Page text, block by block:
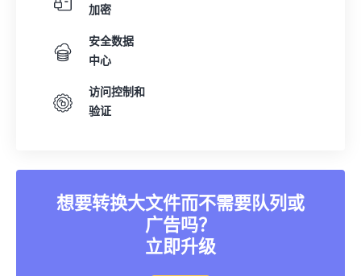
加密
安全数据
中心
访问控制和
验证
想要转换大文件而不需要队列或
广告吗？
立即升级